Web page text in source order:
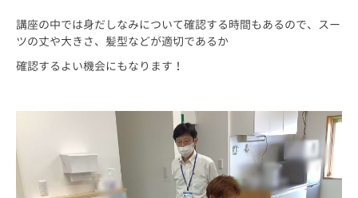
講座の中では身だしなみについて確認する時間もあるので、スー
ツの丈や大きさ、髪型などが適切であるか
確認するよい機会にもなります！